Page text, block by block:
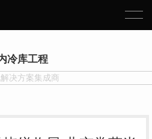
冷库工程
决方案集成商